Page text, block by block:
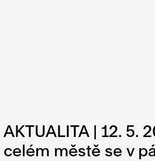
AKTUALITA | 12.
celém městě se v